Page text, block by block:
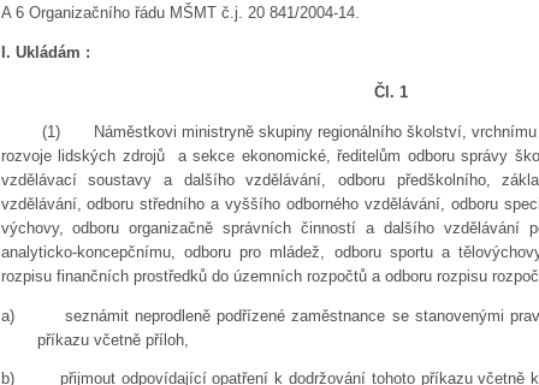
A 6 Organizačního řádu MŠMT č.j. 20 841/2004-14.
I. Ukládám :
Čl. 1
(1)
Náměstkovi ministryně skupiny regionálního školství,
rozvoje lidských zdrojů a sekce ekonomické, ředitelům odboru správy
vzdělávací soustavy a dalšího vzdělávání, odboru předškolního,
vzdělávání, odboru středního a vyššího odborného vzdělávání, odboru
výchovy, odboru organizačně správních činností a dalšího vzdělávání
analyticko-koncepčnímu, odboru pro mládež, odboru sportu a
rozpisu finančních prostředků do územních rozpočtů a odboru rozpisu
a)
seznámit neprodleně podřízené zaměstnance se stanovenými
příkazu včetně příloh,
b)
přijmout odpovídající opatření k dodržování tohoto příkazu včetně